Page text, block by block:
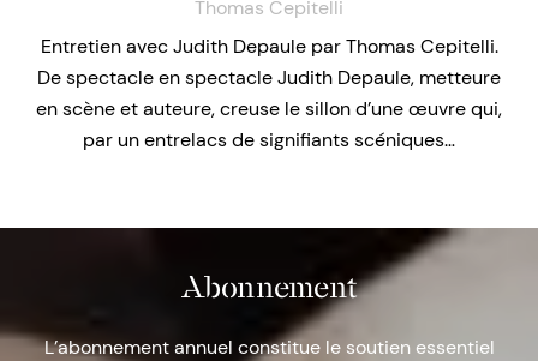
Thomas Cepitelli
Entretien avec Judith Depaule par Thomas Cepitelli.
De spectacle en spectacle Judith Depaule, metteure
en scène et auteure, creuse le sillon d’une œuvre qui,
par un entrelacs de signifiants scéniques…
Abonnement
L’abonnement annuel constitue le soutien essentiel